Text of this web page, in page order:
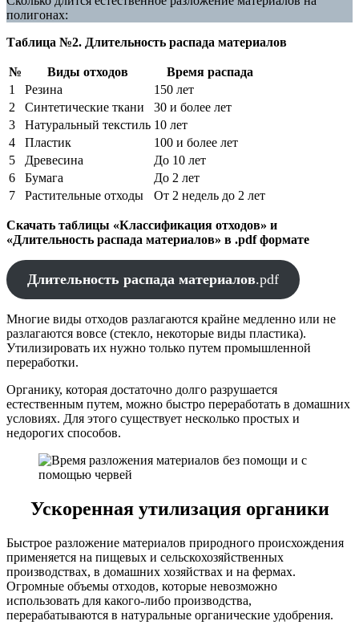
полигонах:
Таблица №2. Длительность распада материалов
№ Виды отходов
Время распада
1
Резина
150 лет
2
Синтетические ткани
30 и более лет
3
Натуральный текстиль 10 лет
4
Пластик
100 и более лет
5
Древесина
До 10 лет
6
Бумага
До 2 лет
7
Растительные отходы От 2 недель до 2 лет
Скачать таблицы «Классификация отходов» и
«Длительность распада материалов» в .pdf формате
Длительность распада материалов.pdf
Многие виды отходов разлагаются крайне медленно или не
разлагаются вовсе (стекло, некоторые виды пластика).
Утилизировать их нужно только путем промышленной
переработки.
Органику, которая достаточно долго разрушается
естественным путем, можно быстро переработать в домашних
условиях. Для этого существует несколько простых и
недорогих способов.
Ускоренная утилизация органики
Быстрое разложение материалов природного происхождения
применяется на пищевых и сельскохозяйственных
производствах, в домашних хозяйствах и на фермах.
Огромные объемы отходов, которые невозможно
использовать для какого-либо производства,
перерабатываются в натуральные органические удобрения.